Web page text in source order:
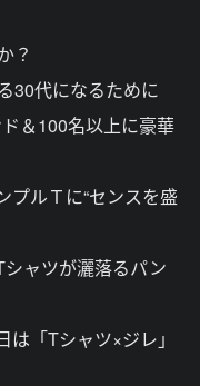
？
30代になるために
＆100名以上に豪華
プルＴに“センスを盛
シャツが灑落るパン
は「Tシャツ×ジレ」